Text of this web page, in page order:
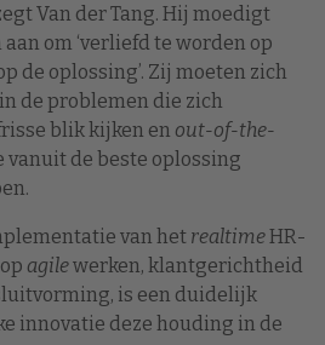
Van der Tang. Hij moedigt
om ‘verliefd te worden op
de oplossing’. Zij moeten zich
de problemen die zich
blik kijken en out-of-the-
vanuit de beste oplossing
van het realtimeHR-
agilewerken, klantgerichtheid
is een duidelijk
innovatie deze houding in de